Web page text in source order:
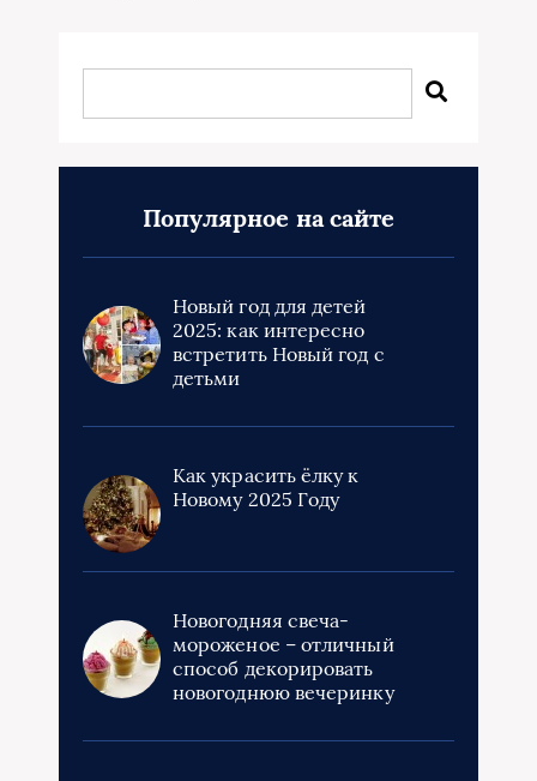
Популярное на сайте
Новый год для детей
2025: как интересно
встретить Новый год с
детьми
Как украсить ёлку к
Новому 2025 Году
Новогодняя свеча-
мороженое – отличный
способ декорировать
новогоднюю вечеринку